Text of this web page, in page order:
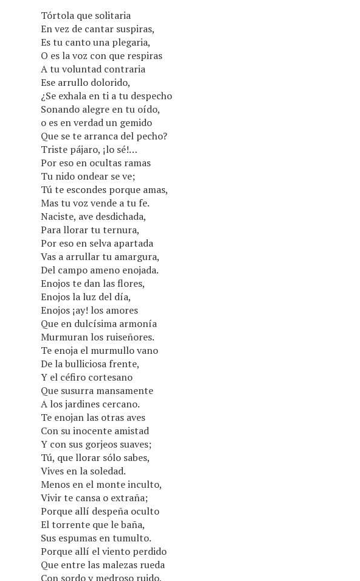
Tórtola que solitaria
En vez de cantar suspiras,
Es tu canto una plegaria,
O es la voz con que respiras
A tu voluntad contraria
Ese arrullo dolorido,
¿Se exhala en ti a tu despecho
Sonando alegre en tu oído,
o es en verdad un gemido
Que se te arranca del pecho?
Triste pájaro, ¡lo sé!…
Por eso en ocultas ramas
Tu nido ondear se ve;
Tú te escondes porque amas,
Mas tu voz vende a tu fe.
Naciste, ave desdichada,
Para llorar tu ternura,
Por eso en selva apartada
Vas a arrullar tu amargura,
Del campo ameno enojada.
Enojos te dan las flores,
Enojos la luz del día,
Enojos ¡ay! los amores
Que en dulcísima armonía
Murmuran los ruiseñores.
Te enoja el murmullo vano
De la bulliciosa frente,
Y el céfiro cortesano
Que susurra mansamente
A los jardines cercano.
Te enojan las otras aves
Con su inocente amistad
Y con sus gorjeos suaves;
Tú, que llorar sólo sabes,
Vives en la soledad.
Menos en el monte inculto,
Vivir te cansa o extraña;
Porque allí despeña oculto
El torrente que le baña,
Sus espumas en tumulto.
Porque allí el viento perdido
Que entre las malezas rueda
Con sordo y medroso ruido,